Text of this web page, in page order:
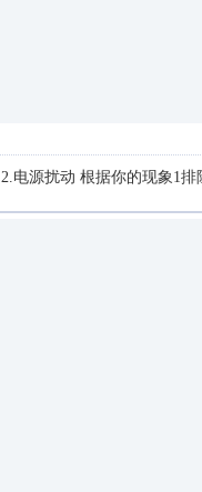
电源扰动 根据你的现象1